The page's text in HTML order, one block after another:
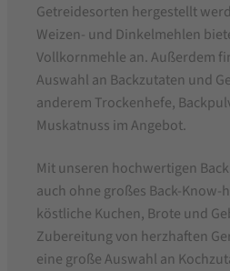
Getreidesorten hergestellt
Weizen- und Dinkelmehlen
Vollkornmehle an. Außerdem
Auswahl an Backzutaten und
anderem Trockenhefe,
Muskatnuss im Angebot.
Mit unseren hochwertigen
auch ohne großes Back-
köstliche Kuchen, Brote und
Zubereitung von herzhaften
eine große Auswahl an